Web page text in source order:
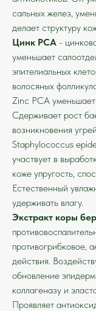
сальных желез,
делает структуру
Цинк PCA -
уменьшает
эпителиальных
волосяных
Zinc PCA
Сдерживает рост
возникновения
Staphylococcus
участвует в
коже упругость,
Естественный
удерживать влагу.
Экстракт коры
противогрибковое,
действия.
обновление
коллагеназу и
Проявляет